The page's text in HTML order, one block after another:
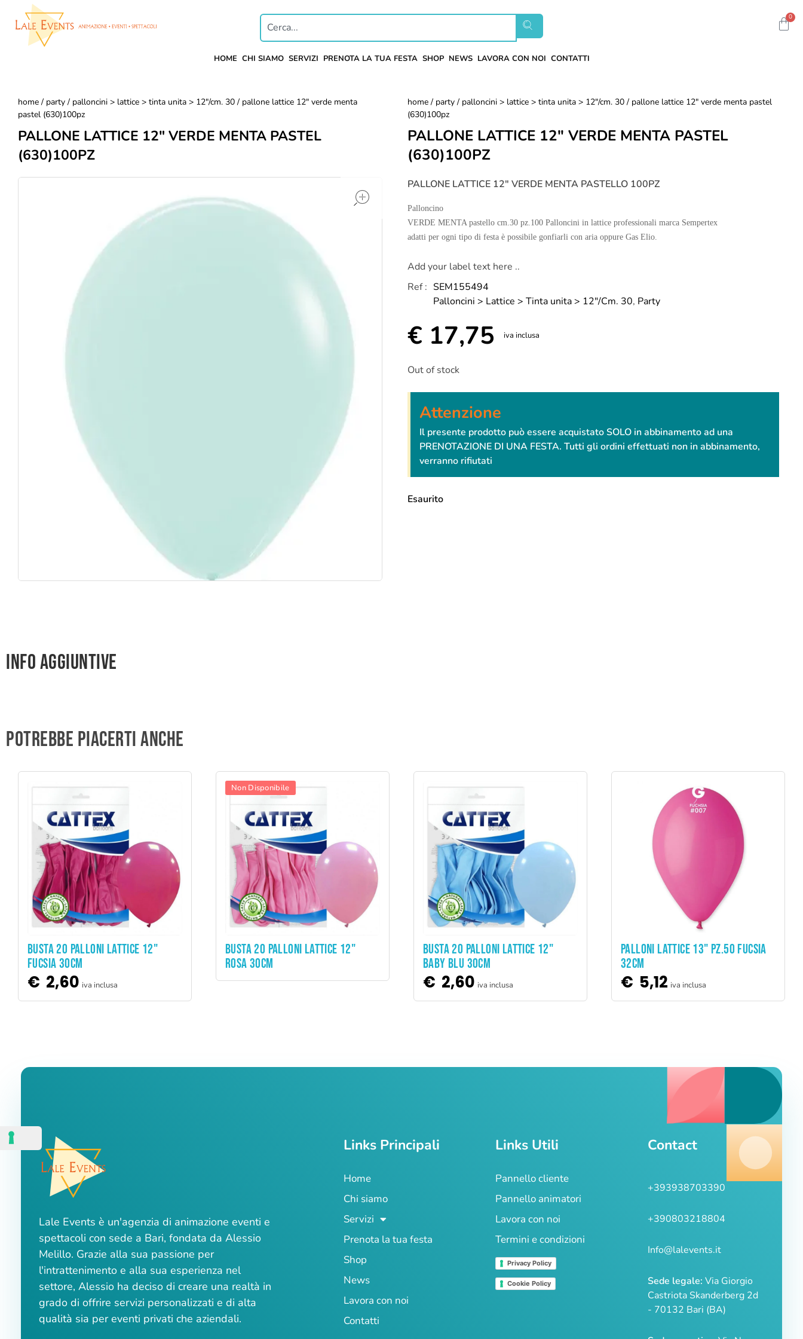
0
HOME CHI SIAMO SERVIZI PRENOTA LA TUA FESTA SHOP NEWS LAVORA CON NOI CONTATTI
home / party / palloncini > lattice > tinta unita > 12"/cm. 30 / pallone lattice 12" verde menta
pastel (630)100pz
PALLONE LATTICE 12" VERDE MENTA PASTEL
(630)100PZ
home / party / palloncini > lattice > tinta unita > 12"/cm. 30 / pallone lattice 12" verde menta pastel
(630)100pz
PALLONE LATTICE 12" VERDE MENTA PASTEL
(630)100PZ
PALLONE LATTICE 12″ VERDE MENTA PASTELLO 100PZ
Palloncino
VERDE MENTA pastello cm.30 pz.100 Palloncini in lattice professionali marca Sempertex
adatti per ogni tipo di festa è possibile gonfiarli con aria oppure Gas Elio.
Add your label text here ..
Ref : SEM155494
Palloncini > Lattice > Tinta unita > 12"/Cm. 30, Party
€ 17,75 iva inclusa
Out of stock
Attenzione
Il presente prodotto può essere acquistato SOLO in abbinamento ad una
PRENOTAZIONE DI UNA FESTA. Tutti gli ordini effettuati non in abbinamento,
verranno rifiutati
Esaurito
Info aggiuntive
Potrebbe piacerti anche
ADD TO CART
BUSTA 20 PALLONI LATTICE 12"
FUCSIA 30CM
€ 2,60 iva inclusa
Non Disponibile
BUSTA 20 PALLONI LATTICE 12"
ROSA 30CM
ADD TO CART
BUSTA 20 PALLONI LATTICE 12"
BABY BLU 30CM
€ 2,60 iva inclusa
ADD TO CART
PALLONI LATTICE 13" PZ.50 FUCSIA
32CM
€ 5,12 iva inclusa
Lale Events è un'agenzia di animazione eventi e
spettacoli con sede a Bari, fondata da Alessio
Melillo. Grazie alla sua passione per
l'intrattenimento e alla sua esperienza nel
settore, Alessio ha deciso di creare una realtà in
grado di offrire servizi personalizzati e di alta
qualità sia per eventi privati che aziendali.
Links Principali
Home
Chi siamo
Servizi
Prenota la tua festa
Shop
News
Lavora con noi
Contatti
Links Utili
Pannello cliente
Pannello animatori
Lavora con noi
Termini e condizioni
Privacy Policy
Cookie Policy
Contact
+393938703390
+390803218804
Info@lalevents.it
Sede legale: Via Giorgio
Castriota Skanderberg 2d
- 70132 Bari (BA)